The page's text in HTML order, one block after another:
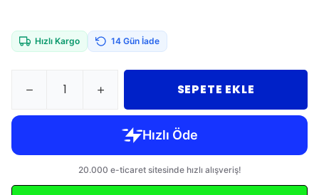
Hızlı Kargo 14 Gün İade
SEPETE EKLE